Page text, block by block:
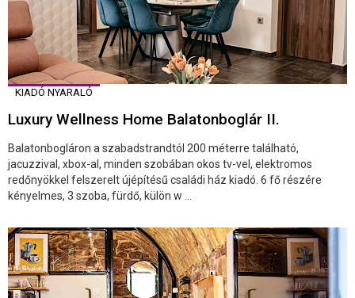
KIADÓ NYARALÓ
Luxury Wellness Home Balatonboglár II.
Balatonbogláron a szabadstrandtól 200 méterre található,
jacuzzival, xbox-al, minden szobában okos tv-vel, elektromos
redőnyökkel felszerelt újépítésű családi ház kiadó. 6 fő részére
kényelmes, 3 szoba, fürdő, külön w ...